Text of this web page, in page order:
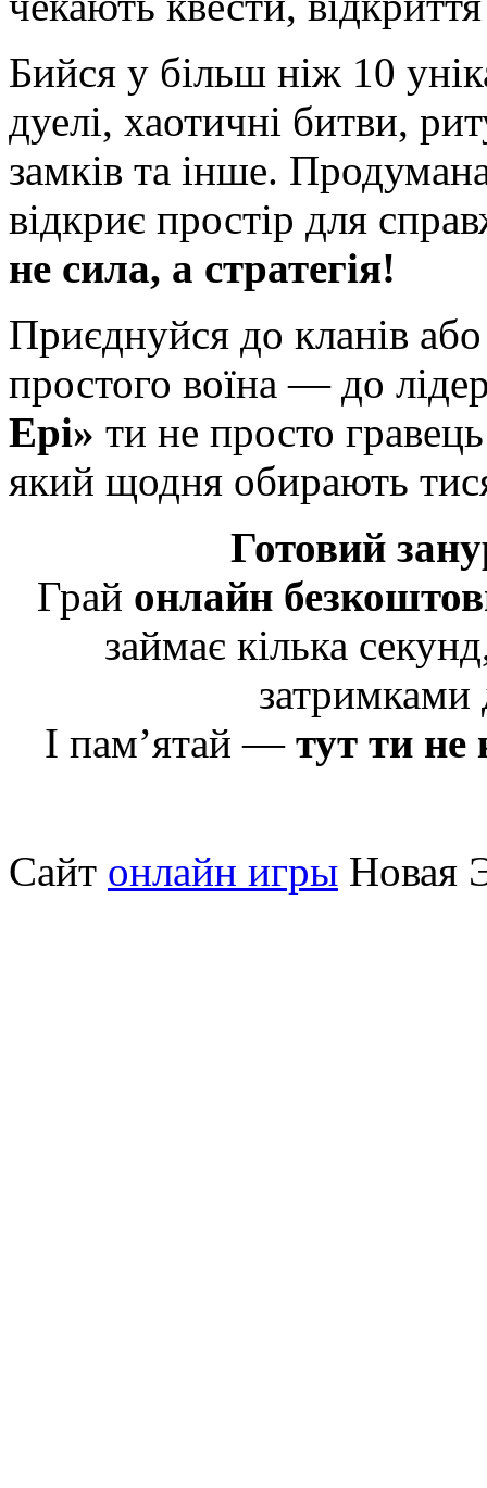
Бийся у більш ніж 10
дуелі, хаотичні битви,
замків та інше.
відкриє простір для
не сила, а стратегія!
Приєднуйся до кланів
простого воїна — до
Ері» ти не просто
який щодня обирають
Готовий
Грай онлайн
займає кілька
затримками
І пам’ятай — тут ти не
Сайт онлайн игры Новая